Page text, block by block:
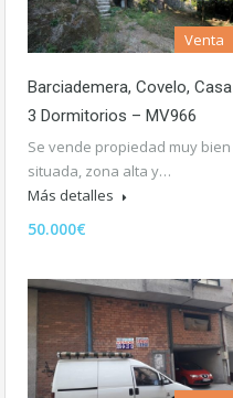
Venta
Barciademera, Covelo, Casa
3 Dormitorios – MV966
Se vende propiedad muy bien
situada, zona alta y…
Más detalles
50.000€